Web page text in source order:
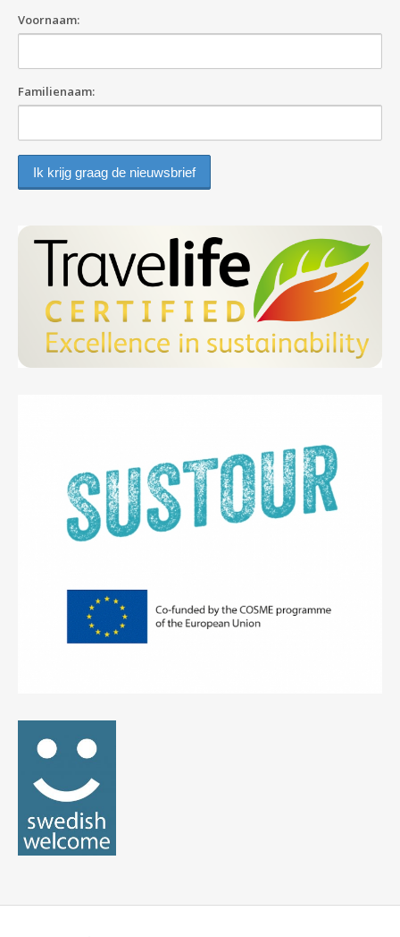
Voornaam:
Familienaam: